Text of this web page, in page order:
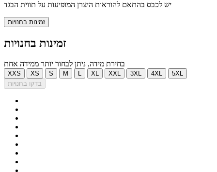
יש לכבס בהתאם להוראות היצרן המופיעות על תווית הבגד
זמינות בחנויות
זמינות בחנויות
בחירת מידה, ניתן לבחור יותר ממידה אחת
XXS XS S M XL XXL 3XL 4XL
5XL
בדקו בחנויות